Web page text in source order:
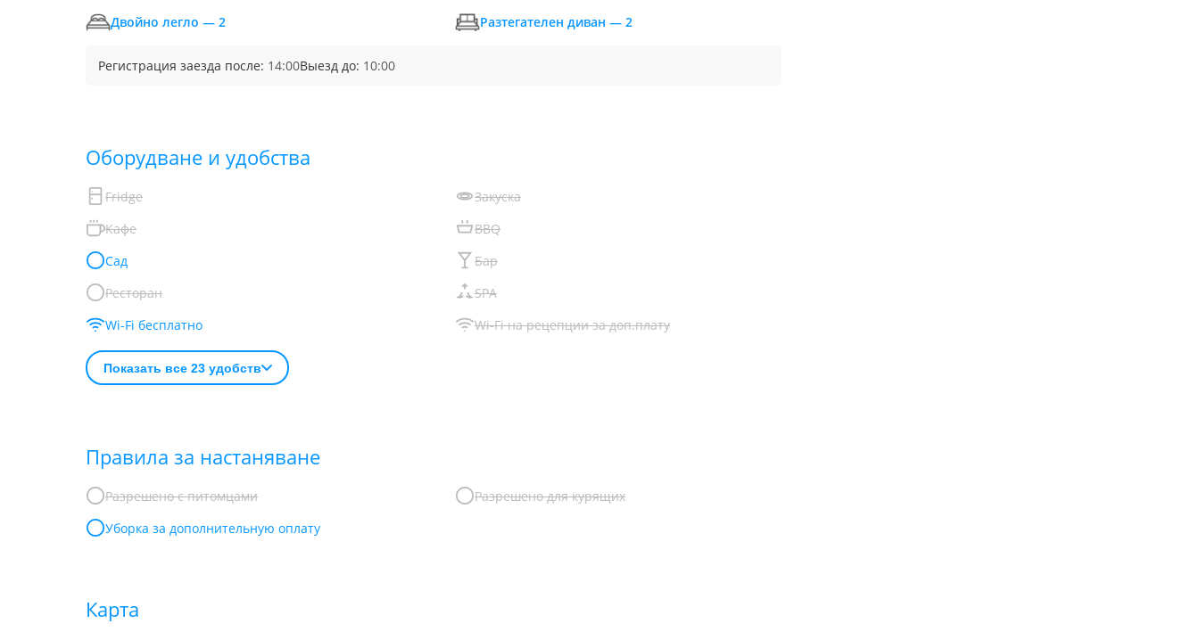
Двойно легло — 2 Разтегателен диван — 2
Регистрация заезда после: 14:00Выезд до: 10:00
Обoрудване и удобства
Fridge
Закуска
Кафе
BBQ
Сад
Бар
Ресторан
SPA
Wi-Fi бесплатно
Wi-Fi на рецепции за доп.плату
Показать все 23 удобств
Правила за настаняване
Разрешено с питомцами
Разрешено для курящих
Уборка за дополнительную оплату
Карта